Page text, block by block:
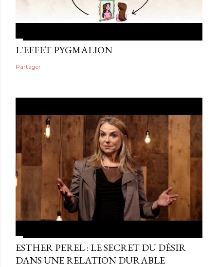
L'EFFET PYGMALION
Partager
ESTHER PEREL : LE SECRET DU DÉSIR
DANS UNE RELATION DURABLE